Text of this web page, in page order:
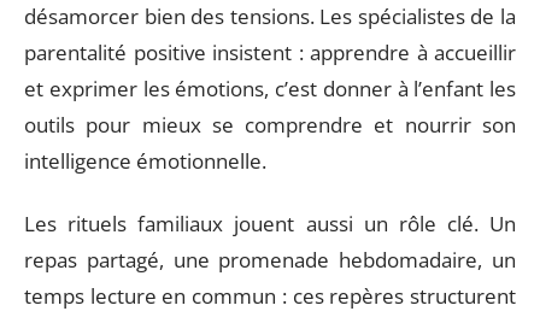
désamorcer bien des tensions. Les spécialistes de la
parentalité positive insistent : apprendre à accueillir
et exprimer les émotions, c’est donner à l’enfant les
outils pour mieux se comprendre et nourrir son
intelligence émotionnelle.
Les rituels familiaux jouent aussi un rôle clé. Un
repas partagé, une promenade hebdomadaire, un
temps lecture en commun : ces repères structurent